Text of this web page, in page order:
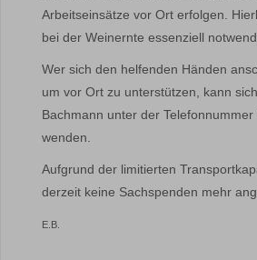
Arbeitseinsätze vor Ort erfolgen.
bei der Weinernte essenziell
Wer sich den helfenden Händen
um vor Ort zu unterstützen, kann
Bachmann unter der
wenden.
Aufgrund der limitierten
derzeit keine Sachspenden mehr
E.B.